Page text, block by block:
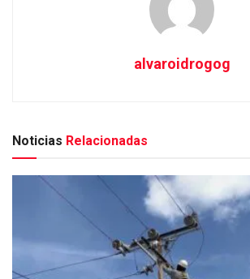
alvaroidrogog
Noticias Relacionadas